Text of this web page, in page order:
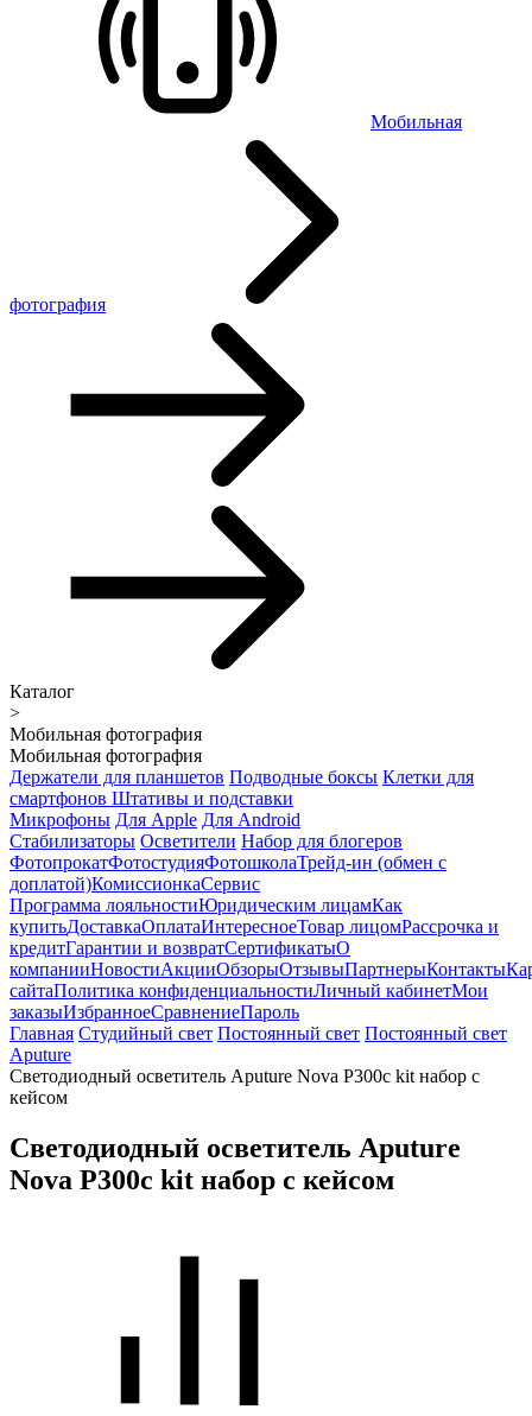
Мобильная
фотография
Каталог
>
Мобильная фотография
Мобильная фотография
Держатели для планшетов Подводные боксы Клетки для
смартфонов Штативы и подставки
Микрофоны Для Apple Для Android
Стабилизаторы Осветители Набор для блогеров
ФотопрокатФотостудияФотошколаТрейд-ин (обмен с
доплатой)КомиссионкаСервис
Программа лояльностиЮридическим лицамКак
купитьДоставкаОплатаИнтересноеТовар лицомРассрочка и
кредитГарантии и возвратСертификатыО
компанииНовостиАкцииОбзорыОтзывыПартнерыКонтакты
сайтаПолитика конфиденциальностиЛичный кабинетМои
заказыИзбранноеСравнениеПароль
Главная Студийный свет Постоянный свет Постоянный свет
Aputure
Светодиодный осветитель Aputure Nova P300c kit набор с
кейсом
Светодиодный осветитель Aputure
Nova P300c kit набор с кейсом